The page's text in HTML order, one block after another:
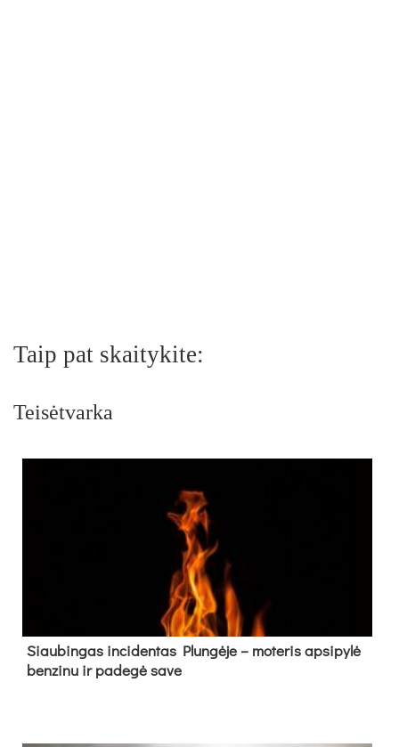
Taip pat skaitykite:
Teisėtvarka
Siau­bin­gas in­ci­den­tas Plun­gė­je – mo­te­ris ap­si­py­lė
ben­zi­nu ir pa­de­gė sa­ve